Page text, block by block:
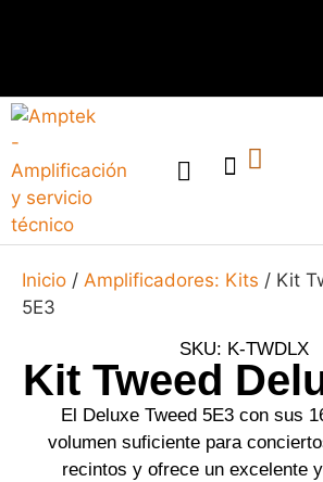
Inicio / Amplificadores: Kits / Kit
5E3
SKU: K-TWDLX
Kit Tweed
El Deluxe Tweed 5E3 con sus
volumen suficiente para
recintos y ofrece un excelente